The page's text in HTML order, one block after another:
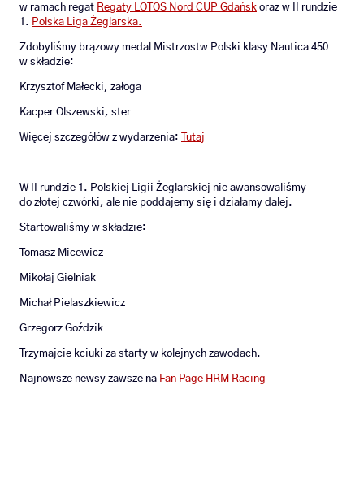
w ramach regat Regaty LOTOS Nord CUP Gdańsk oraz w II rundzie
1. Polska Liga Żeglarska.
Zdobyliśmy brązowy medal Mistrzostw Polski klasy Nautica 450
w składzie:
Krzysztof Małecki, załoga
Kacper Olszewski, ster
Więcej szczegółów z wydarzenia: Tutaj
W II rundzie 1. Polskiej Ligii Żeglarskiej nie awansowaliśmy
do złotej czwórki, ale nie poddajemy się i działamy dalej.
Startowaliśmy w składzie:
Tomasz Micewicz
Mikołaj Gielniak
Michał Pielaszkiewicz
Grzegorz Goździk
Trzymajcie kciuki za starty w kolejnych zawodach.
Najnowsze newsy zawsze na Fan Page HRM Racing